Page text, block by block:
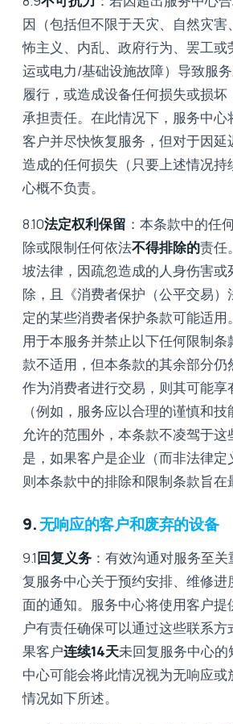
因（包括但不限于天灾、自然灾
怖主义、内乱、政府行为、罢工或
运或电力/基础设施故障）导致服
履行，或造成设备任何损失或损坏
承担责任。在此情况下，服务中心
客户并尽快恢复服务，但对于因延
造成的任何损失（只要上述情况持
心概不负责。
8.10法定权利保留 ：本条款中的任
除或限制任何依法不得排除的责任
坡法律，因疏忽造成的人身伤害或
除，且《消费者保护（公平交易
定的某些消费者保护条款可能适
用于本服务并禁止以下任何限制条
款不适用，但本条款的其余部分仍
作为消费者进行交易，则其可能享
（例如，服务应以合理的谨慎和
允许的范围外，本条款不凌驾于这
是，如果客户是企业（而非法律定
则本条款中的排除和限制条款旨在
9.无响应的客户和废弃的设备
9.1回复义务 ：有效沟通对服务至
复服务中心关于预约安排、维修进
面的通知。服务中心将使用客户提
户有责任确保可以通过这些联系
果客户连续14天未回复服务中心
中心可能会将此情况视为无响应
情况如下所述。